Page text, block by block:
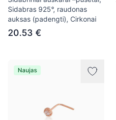
Sidabras 925°, raudonas
auksas (padengti), Cirkonai
20.53 €
Naujas